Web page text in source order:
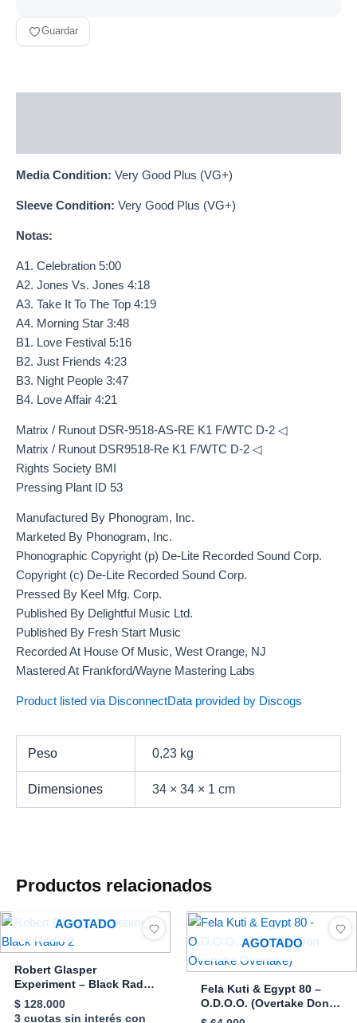
Guardar
Media Condition: Very Good Plus (VG+)
Sleeve Condition: Very Good Plus (VG+)
Notas:
A1. Celebration 5:00
A2. Jones Vs. Jones 4:18
A3. Take It To The Top 4:19
A4. Morning Star 3:48
B1. Love Festival 5:16
B2. Just Friends 4:23
B3. Night People 3:47
B4. Love Affair 4:21
Matrix / Runout DSR-9518-AS-RE K1 F/WTC D-2 ◁
Matrix / Runout DSR9518-Re K1 F/WTC D-2 ◁
Rights Society BMI
Pressing Plant ID 53
Manufactured By Phonogram, Inc.
Marketed By Phonogram, Inc.
Phonographic Copyright (p) De-Lite Recorded Sound Corp.
Copyright (c) De-Lite Recorded Sound Corp.
Pressed By Keel Mfg. Corp.
Published By Delightful Music Ltd.
Published By Fresh Start Music
Recorded At House Of Music, West Orange, NJ
Mastered At Frankford/Wayne Mastering Labs
Product listed via DisconnectData provided by Discogs
Peso 0,23 kg
Dimensiones 34 × 34 × 1 cm
Productos relacionados
AGOTADO
Robert Glasper
Experiment – Black Radio
2
$128.000
3 cuotas sin interés con
AGOTADO
Fela Kuti & Egypt 80 –
O.D.O.O. (Overtake Don
Overtake Overtake)